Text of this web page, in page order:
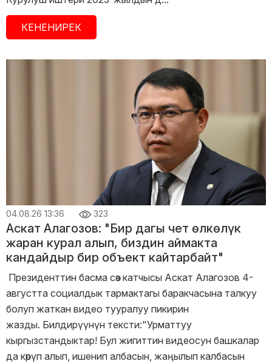
КЕНЕНИРЕК
04.08.26 13:36 323
Аскат Алагозов: "Бир дагы чет өлкөлүк
жаран курал алып, биздин аймакта
кандайдыр бир объект кайтарбайт"
Президенттин басма сөз катчысы Аскат Алагозов 4-
августта социалдык тармактагы баракчасына талкуу
болуп жаткан видео тууралуу пикирин
жазды. Билдирүүнүн тексти:"Урматтуу
кыргызстандыктар! Бул жигиттин видеосун башкалар
да көрүп алып, ишенип албасын, жаңылып калбасын